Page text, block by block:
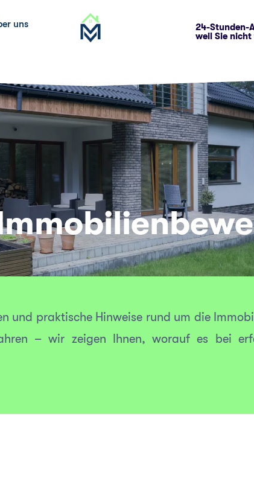
uns
24-Stunden-
weil Sie
und praktische Hinweise rund um die
– wir zeigen Ihnen, worauf es bei